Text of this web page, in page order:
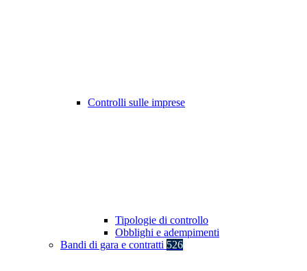
Controlli sulle imprese
Tipologie di controllo
Obblighi e adempimenti
Bandi di gara e contratti 526